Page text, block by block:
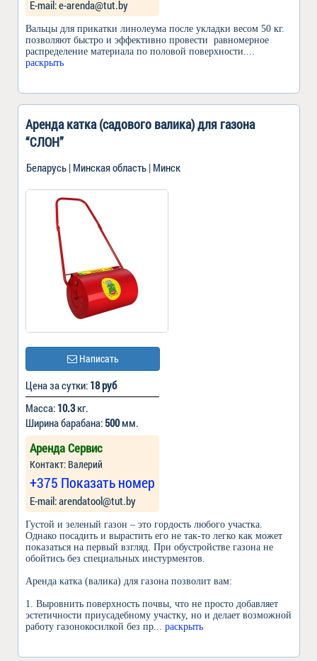
Е-mail: e-arenda@tut.by
Вальцы для прикатки линолеума после укладки весом 50 кг.
позволяют быстро и эффективно провести равномерное
распределение материала по половой поверхности.
раскрыть
Аренда катка (садового валика) для газона
“СЛОН”
Беларусь | Минская область | Минск
Написать
Цена за сутки: 18 руб
Масса: 10.3кг.
Ширина барабана: 500мм.
Аренда Сервис
Контакт: Валерий
+375 Показать номер
Е-mail: arendatool@tut.by
Густой и зеленый газон – это гордость любого участка.
Однако посадить и вырастить его не так-то легко как может
показаться на первый взгляд. При обустройстве газона не
обойтись без специальных инстурментов.
Аренда катка (валика) для газона позволит вам:
1. Выровнить поверхность почвы, что не просто добавляет
эстетичности приусадебному участку, но и делает возможной
работу газонокосилкой без пр ... раскрыть